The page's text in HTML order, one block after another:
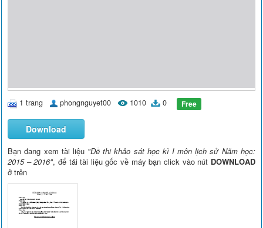
1 trang phongnguyet00 1010 0 Free
Download
Bạn đang xem tài liệu "Đề thi khảo sát học kì I môn lịch sử Năm học:
2015 – 2016", để tải tài liệu gốc về máy bạn click vào nút DOWNLOAD
ở trên